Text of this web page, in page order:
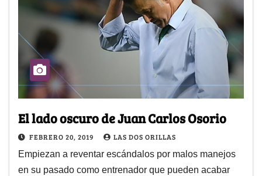
El lado oscuro de Juan Carlos Osorio
FEBRERO 20, 2019 LAS DOS ORILLAS
Empiezan a reventar escándalos por malos manejos
en su pasado como entrenador que pueden acabar